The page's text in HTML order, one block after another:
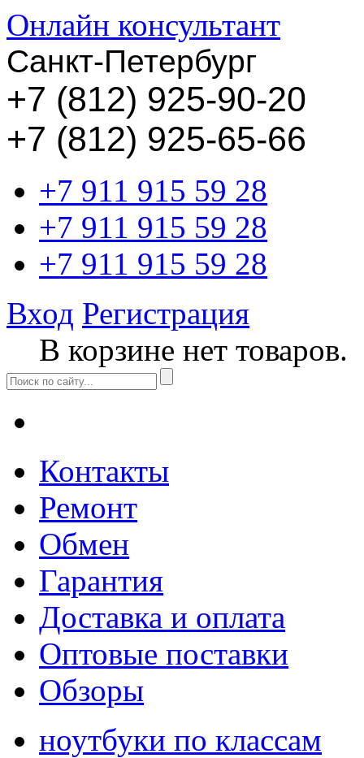
Онлайн консультант
Санкт-Петербург
+7 (812) 925-90-20
+7 (812) 925-65-66
+7 911 915 59 28
+7 911 915 59 28
+7 911 915 59 28
Вход Регистрация
В корзине нет товаров.
Контакты
Ремонт
Обмен
Гарантия
Доставка и оплата
Оптовые поставки
Обзоры
ноутбуки по классам